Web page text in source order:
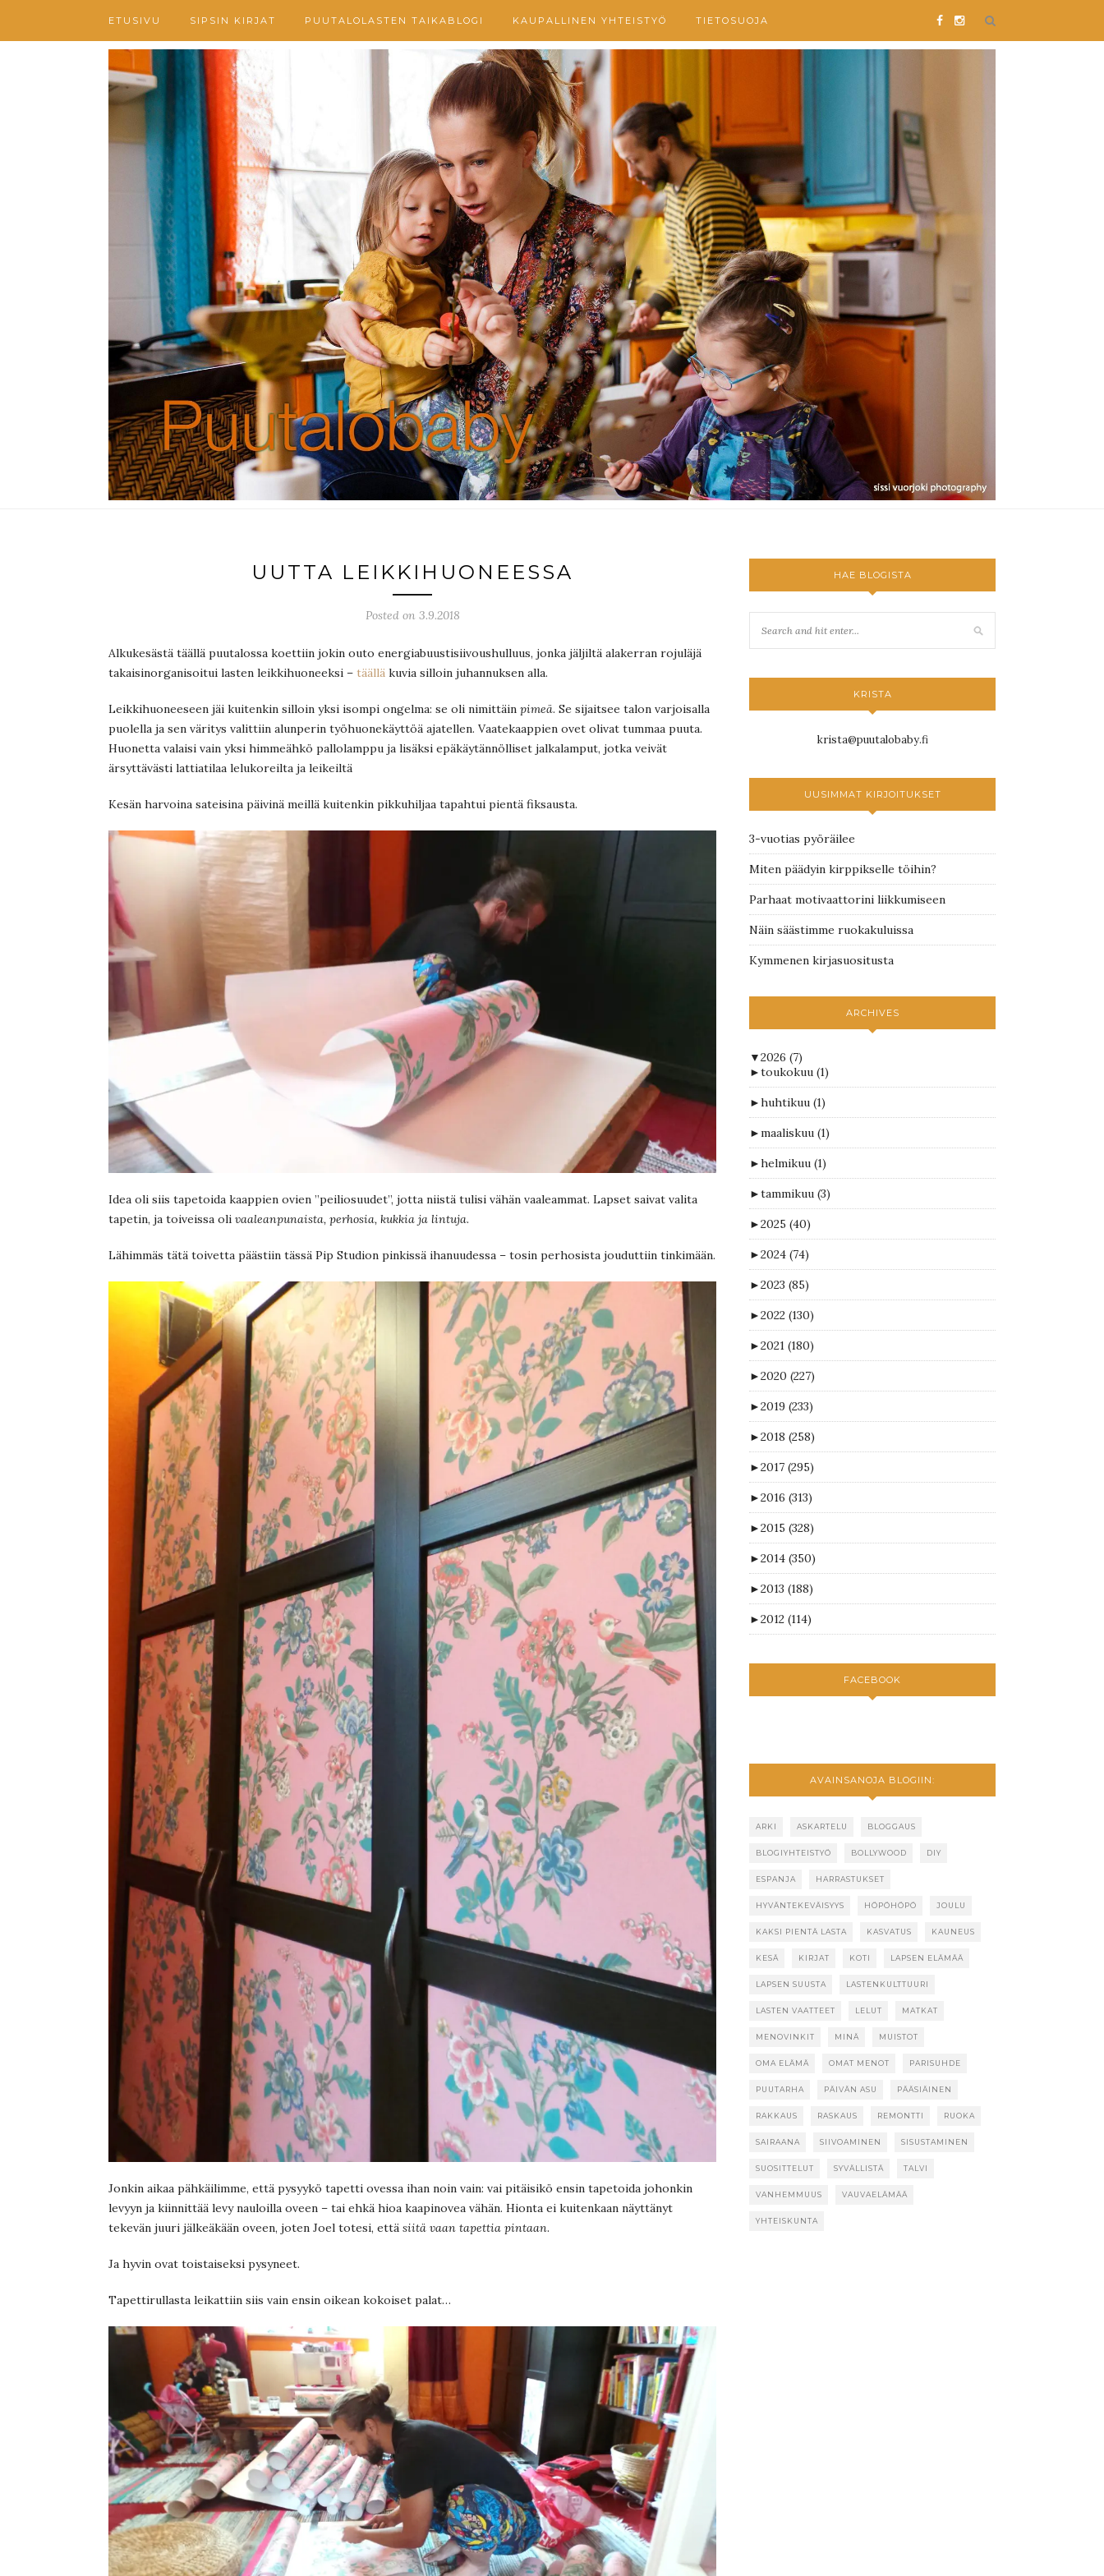
ETUSIVU SIPSIN KIRJAT PUUTALOLASTEN TAIKABLOGI KAUPALLINEN YHTEISTYÖ TIETOSUOJA
UUTTA LEIKKIHUONEESSA
Posted on 3.9.2018
Alkukesästä täällä puutalossa koettiin jokin outo energiabuustisiivoushulluus, jonka jäljiltä alakerran rojuläjä
takaisinorganisoitui lasten leikkihuoneeksi – täällä kuvia silloin juhannuksen alla.
Leikkihuoneeseen jäi kuitenkin silloin yksi isompi ongelma: se oli nimittäin pimeä. Se sijaitsee talon varjoisalla
puolella ja sen väritys valittiin alunperin työhuonekäyttöä ajatellen. Vaatekaappien ovet olivat tummaa puuta.
Huonetta valaisi vain yksi himmeähkö pallolamppu ja lisäksi epäkäytännölliset jalkalamput, jotka veivät
ärsyttävästi lattiatilaa lelukoreilta ja leikeiltä
Kesän harvoina sateisina päivinä meillä kuitenkin pikkuhiljaa tapahtui pientä fiksausta.
Idea oli siis tapetoida kaappien ovien ”peiliosuudet”, jotta niistä tulisi vähän vaaleammat. Lapset saivat valita
tapetin, ja toiveissa oli vaaleanpunaista, perhosia, kukkia ja lintuja.
Lähimmäs tätä toivetta päästiin tässä Pip Studion pinkissä ihanuudessa – tosin perhosista jouduttiin tinkimään.
Jonkin aikaa pähkäilimme, että pysyykö tapetti ovessa ihan noin vain: vai pitäisikö ensin tapetoida johonkin
levyyn ja kiinnittää levy nauloilla oveen – tai ehkä hioa kaapinovea vähän. Hionta ei kuitenkaan näyttänyt
tekevän juuri jälkeäkään oveen, joten Joel totesi, että siitä vaan tapettia pintaan.
Ja hyvin ovat toistaiseksi pysyneet.
Tapettirullasta leikattiin siis vain ensin oikean kokoiset palat…
HAE BLOGISTA
KRISTA
krista@puutalobaby.fi
UUSIMMAT KIRJOITUKSET
3-vuotias pyöräilee
Miten päädyin kirppikselle töihin?
Parhaat motivaattorini liikkumiseen
Näin säästimme ruokakuluissa
Kymmenen kirjasuositusta
ARCHIVES
▼2026 (7)
►toukokuu (1)
►huhtikuu (1)
►maaliskuu (1)
►helmikuu (1)
►tammikuu (3)
►2025 (40)
►2024 (74)
►2023 (85)
►2022 (130)
►2021 (180)
►2020 (227)
►2019 (233)
►2018 (258)
►2017 (295)
►2016 (313)
►2015 (328)
►2014 (350)
►2013 (188)
►2012 (114)
FACEBOOK
AVAINSANOJA BLOGIIN:
ARKI ASKARTELU BLOGGAUS
BLOGIYHTEISTYÖ BOLLYWOOD DIY
ESPANJA HARRASTUKSET
HYVÄNTEKEVÄISYYS HÖPÖHÖPÖ JOULU
KAKSI PIENTÄ LASTA KASVATUS KAUNEUS
KESÄ KIRJAT KOTI LAPSEN ELÄMÄÄ
LAPSEN SUUSTA LASTENKULTTUURI
LASTEN VAATTEET LELUT MATKAT
MENOVINKIT MINÄ MUISTOT
OMA ELÄMÄ OMAT MENOT PARISUHDE
PUUTARHA PÄIVÄN ASU PÄÄSIÄINEN
RAKKAUS RASKAUS REMONTTI RUOKA
SAIRAANA SIIVOAMINEN SISUSTAMINEN
SUOSITTELUT SYVÄLLISTÄ TALVI
VANHEMMUUS VAUVAELÄMÄÄ
YHTEISKUNTA